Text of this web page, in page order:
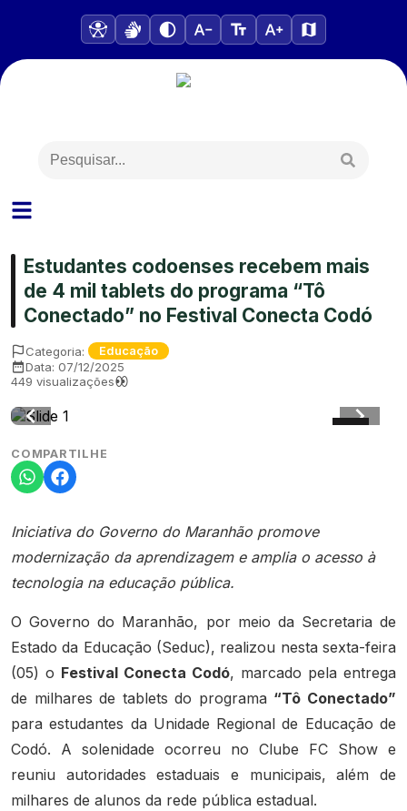
Estudantes codoenses recebem mais
de 4 mil tablets do programa “Tô
Conectado” no Festival Conecta Codó
Categoria: Educação
Data: 07/12/2025
449 visualizações
COMPARTILHE
Iniciativa do Governo do Maranhão promove
modernização da aprendizagem e amplia o acesso à
tecnologia na educação pública.
O Governo do Maranhão, por meio da Secretaria de
Estado da Educação (Seduc), realizou nesta sexta-feira
(05) o Festival Conecta Codó, marcado pela entrega
de milhares de tablets do programa “Tô Conectado”
para estudantes da Unidade Regional de Educação de
Codó. A solenidade ocorreu no Clube FC Show e
reuniu autoridades estaduais e municipais, além de
milhares de alunos da rede pública estadual.